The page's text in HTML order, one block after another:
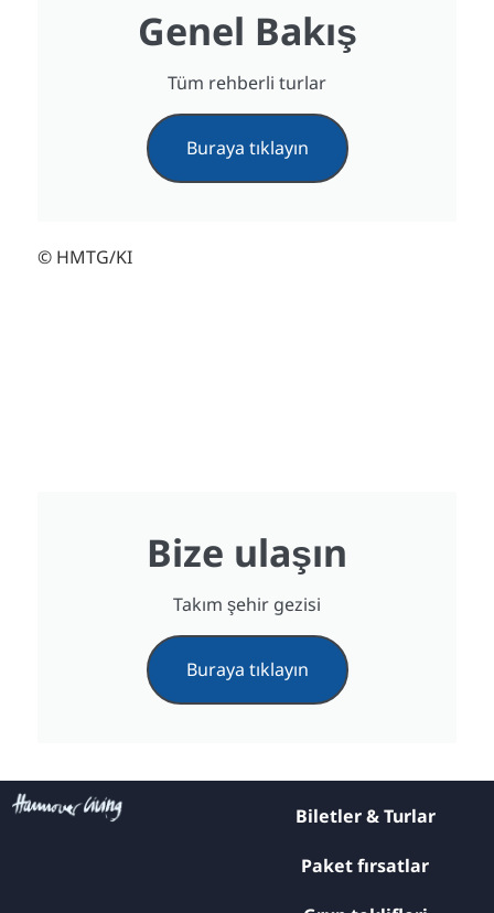
Genel Bakış
Tüm rehberli turlar
Buraya tıklayın
© HMTG/KI
Bize ulaşın
Takım şehir gezisi
Buraya tıklayın
Biletler & Turlar
Paket fırsatlar